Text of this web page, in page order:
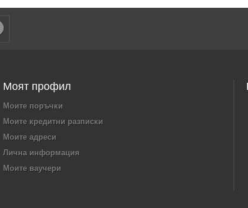
Моят профил
Моите поръчки
Моите кредитни разписки
Моите адреси
Лична информация
Моите ваучери